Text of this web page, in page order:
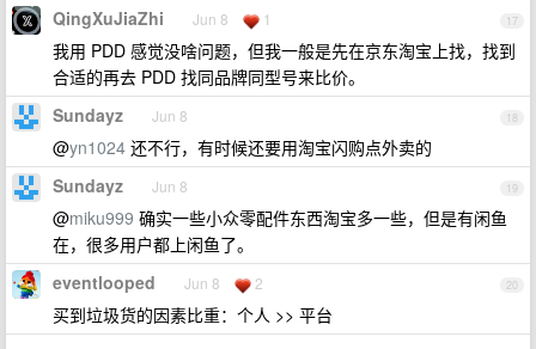
17
QingXuJiaZhi Jun 8 1
我用 PDD 感觉没啥问题，但我一般是先在京东淘宝上找，找到
合适的再去 PDD 找同品牌同型号来比价。
18
Sundayz Jun 8
@yn1024 还不行，有时候还要用淘宝闪购点外卖的
19
Sundayz Jun 8
@miku999 确实一些小众零配件东西淘宝多一些，但是有闲鱼
在，很多用户都上闲鱼了。
20
eventlooped Jun 8 2
买到垃圾货的因素比重：个人 >> 平台